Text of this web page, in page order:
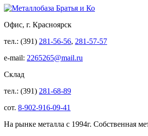
Офис, г. Красноярск
тел.: (391) 281-56-56, 281-57-57
e-mail: 2265265@mail.ru
Склад
тел.: (391) 281-68-89
сот. 8-902-916-09-41
На рынке металла с 1994г. Собственная